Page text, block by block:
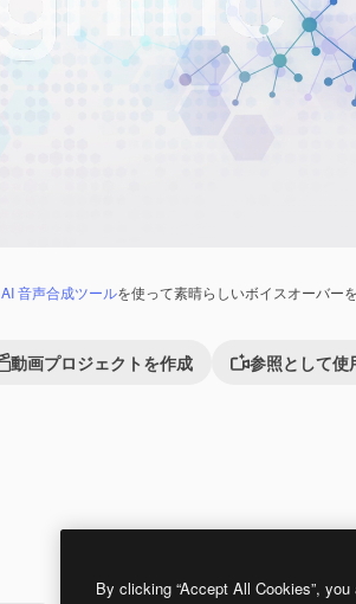
AI 音声合成ツールを使って素晴らしいボイスオーバー
動画プロジェクトを作成 参照として使
By clicking “Accept All Cookies”,